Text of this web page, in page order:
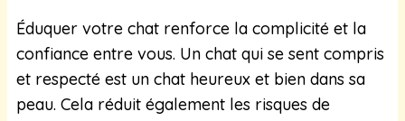
Éduquer votre chat renforce la complicité et la
confiance entre vous. Un chat qui se sent compris
et respecté est un chat heureux et bien dans sa
peau. Cela réduit également les risques de